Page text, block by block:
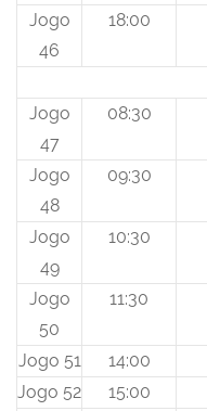
Jogo
46
18:00
Jogo
47
08:30
Jogo
48
09:30
Jogo
49
10:30
Jogo
50
11:30
Jogo 51 14:00
Jogo 52
15:00